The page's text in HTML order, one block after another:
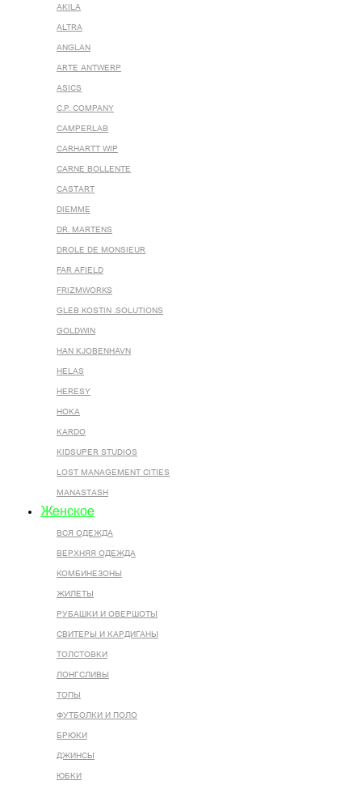
AKILA
ALTRA
ANGLAN
ARTE ANTWERP
ASICS
C.P. COMPANY
CAMPERLAB
CARHARTT WIP
CARNE BOLLENTE
CASTART
DIEMME
DR. MARTENS
DROLE DE MONSIEUR
FAR AFIELD
FRIZMWORKS
GLEB KOSTIN .SOLUTIONS
GOLDWIN
HAN KJOBENHAVN
HELAS
HERESY
HOKA
KARDO
KIDSUPER STUDIOS
LOST MANAGEMENT CITIES
MANASTASH
Женское
ВСЯ ОДЕЖДА
ВЕРХНЯЯ ОДЕЖДА
КОМБИНЕЗОНЫ
ЖИЛЕТЫ
РУБАШКИ И ОВЕРШОТЫ
СВИТЕРЫ И КАРДИГАНЫ
ТОЛСТОВКИ
ЛОНГСЛИВЫ
ТОПЫ
ФУТБОЛКИ И ПОЛО
БРЮКИ
ДЖИНСЫ
ЮБКИ